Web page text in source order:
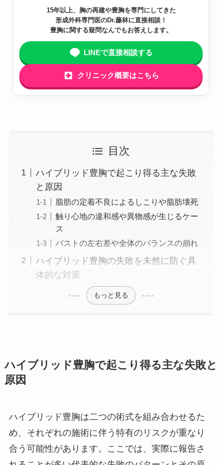
15年以上、胸の再建や豊胸を専門にしてきた
形成外科専門医のDr.藤林に直接相談！
豊胸に関する疑問なんでもお答えします。
LINEで直接相談する
クリニック概要はこちら
目次
ハイブリッド豊胸で起こり得る主な失敗
と原因
脂肪の定着不良によるしこりや脂肪壊死
触り心地の違和感や異物感が生じるケー
ス
バストの左右差や全体のバランスの崩れ
ハイブリッド豊胸の失敗を未然に防ぐ具
体的な対策
もっと見る
ハイブリッド豊胸で起こり得る主な失敗と
原因
ハイブリッド豊胸は二つの術式を組み合わせるた
め、それぞれの施術に伴う特有のリスクが重なり
合う可能性があります。ここでは、実際に報告さ